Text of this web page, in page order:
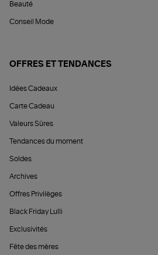
Beauté
Conseil Mode
OFFRES ET TENDANCES
Idées Cadeaux
Carte Cadeau
Valeurs Sûres
Tendances du moment
Soldes
Archives
Offres Privilèges
Black Friday Lulli
Exclusivités
Fête des mères